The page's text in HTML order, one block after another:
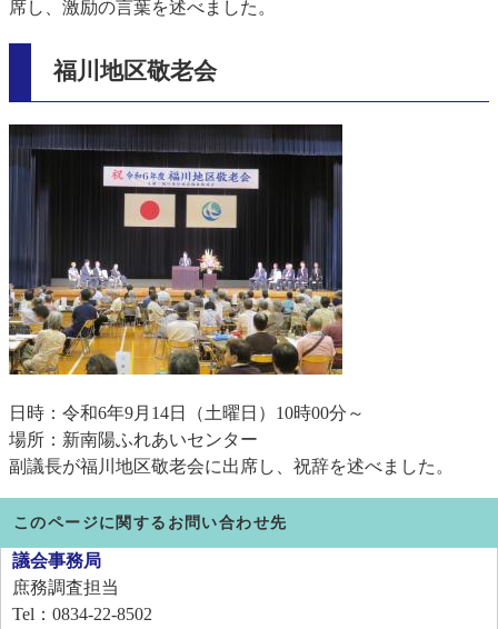
席し、激励の言葉を述べました。
福川地区敬老会
日時：令和6年9月14日（土曜日）10時00分～
場所：新南陽ふれあいセンター
副議長が福川地区敬老会に出席し、祝辞を述べました。
このページに関するお問い合わせ先
議会事務局
庶務調査担当
Tel：0834-22-8502